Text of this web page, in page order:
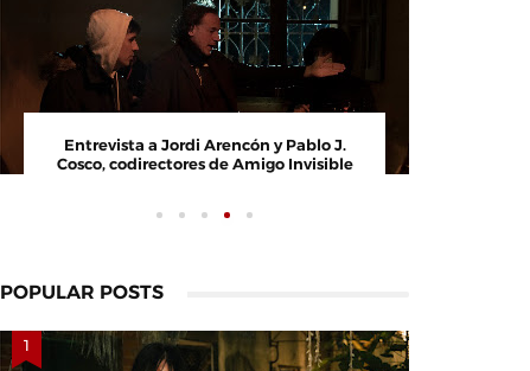
Entrevista a Jordi Arencón y Pablo J.
Cosco, codirectores de Amigo Invisible
POPULAR POSTS